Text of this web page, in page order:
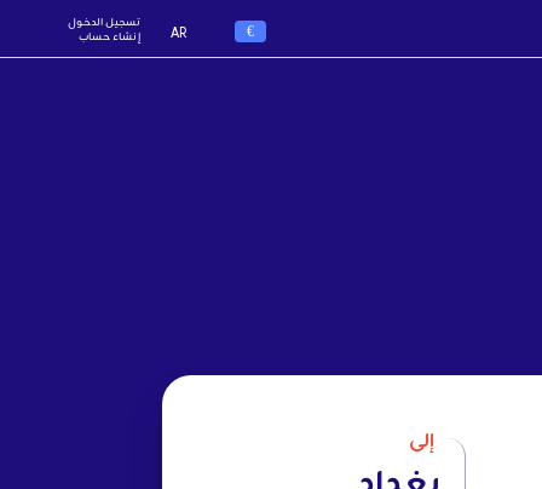
€
AR
تسجيل الدخول
إنشاء حساب
إلى